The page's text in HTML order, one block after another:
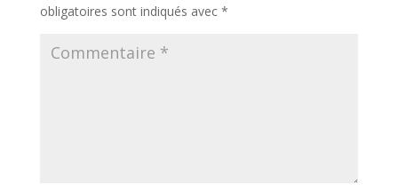
obligatoires sont indiqués avec *